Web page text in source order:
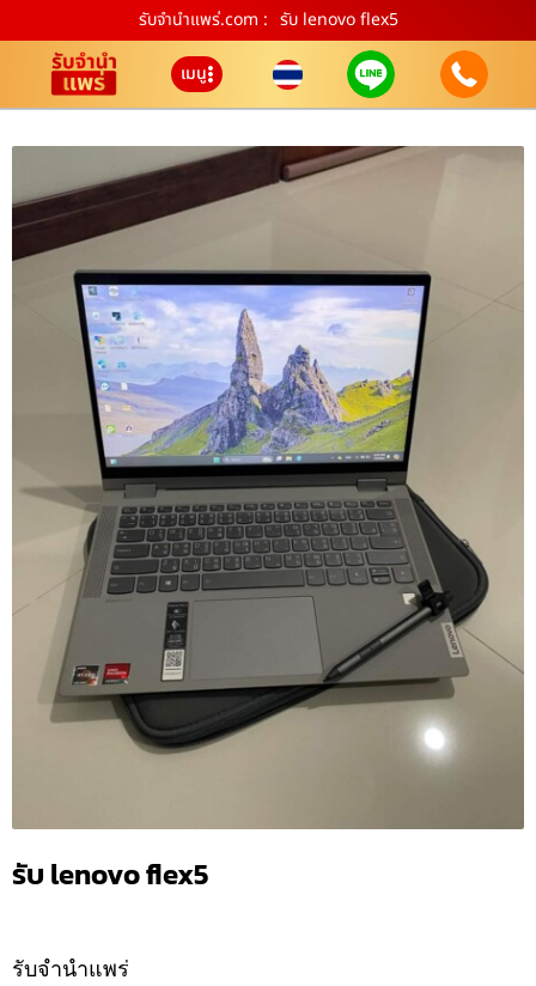
รับจํานําแพร่.com : รับ lenovo flex5
เมนู
รับ lenovo flex5
รับจํานำแพร่